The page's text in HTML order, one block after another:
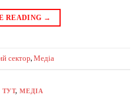
READING →
сектор, Медіа
ТУТ,МЕДІА